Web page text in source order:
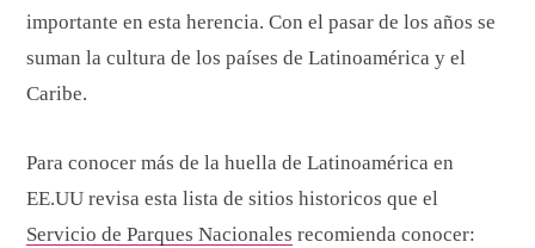
importante en esta herencia. Con el pasar de los años se
suman la cultura de los países de Latinoamérica y el
Caribe.
Para conocer más de la huella de Latinoamérica en
EE.UU revisa esta lista de sitios historicos que el
Servicio de Parques Nacionales recomienda conocer: